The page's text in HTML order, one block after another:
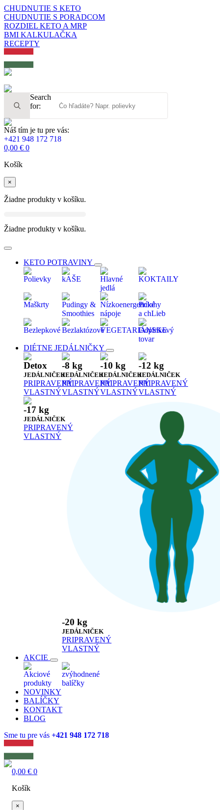
CHUDNUTIE S KETO
CHUDNUTIE S PORADCOM
ROZDIEL KETO A MRP
BMI KALKULAČKA
RECEPTY
Search
for:
Náš tím je tu pre vás:
+421 948 172 718
0,00 € 0
Košík
×
Žiadne produkty v košíku.
Žiadne produkty v košíku.
KETO POTRAVINY
Polievky
kAŠE
Hlavné
jedlá
KOKTAILY
Maškrty
Pudingy &
Smoothies
Nízkoenergetické
nápoje
Prílohy
a chLieb
BezlepkovéBezlaktózovéVEGETARIÁNSKE
Doplnkový
tovar
DIÉTNE JEDÁLNIČKY
Detox
JEDÁLNIČEK
PRIPRAVENÝ
VLASTNÝ
-8 kg
JEDÁLNIČEK
PRIPRAVENÝ
VLASTNÝ
-10 kg
JEDÁLNIČEK
PRIPRAVENÝ
VLASTNÝ
-12 kg
JEDÁLNIČEK
PRIPRAVENÝ
VLASTNÝ
-17 kg
JEDÁLNIČEK
PRIPRAVENÝ
VLASTNÝ
-20 kg
JEDÁLNIČEK
PRIPRAVENÝ
VLASTNÝ
AKCIE
Akciové
produkty
zvýhodnené
balíčky
NOVINKY
BALÍČKY
KONTAKT
BLOG
Sme tu pre vás +421 948 172 718
0,00 € 0
Košík
×